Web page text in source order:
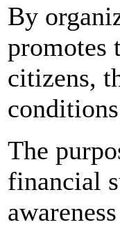
By
promotes
citizens,
The
financial